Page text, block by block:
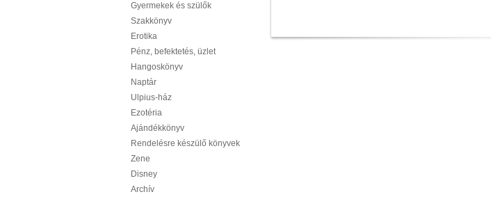
Gyermekek és szülők
Szakkönyv
Erotika
Pénz, befektetés, üzlet
Hangoskönyv
Naptár
Ulpius-ház
Ezotéria
Ajándékkönyv
Rendelésre készülő könyvek
Zene
Disney
Archív